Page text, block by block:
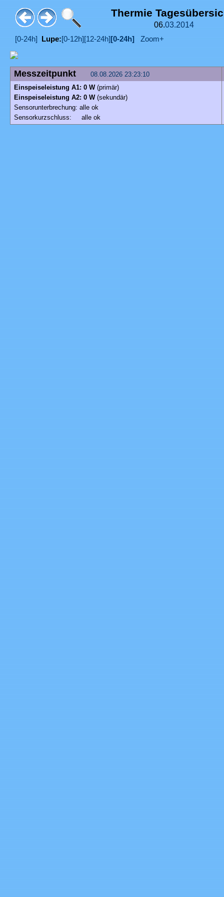
Thermie
06.03.2014
[0-24h] Lupe:[0-12h] [12-24h] [0-24h] Zoom+
Messzeitpunkt
08.08.2026 23:23:10
Einspeiseleistung A1: 0 W (primär)
Einspeiseleistung A2: 0 W(sekundär)
Sensorunterbrechung: alle ok
Sensorkurzschluss: alle ok